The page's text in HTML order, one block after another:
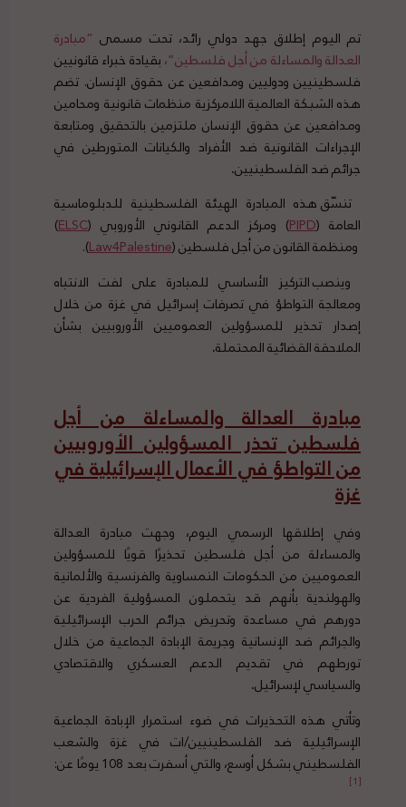
تم اليوم إطلاق جهد دولي رائد، تحت مسمى “مبادرة
العدالة والمساءلة من أجل فلسطين”،بقيادة خبراء قانونيين
فلسطينيين ودوليين ومدافعين عن حقوق الإنسان. تضم
هذه الشبكة العالمية اللامركزية منظمات قانونية ومحامين
ومدافعين عن حقوق الإنسان ملتزمين بالتحقيق ومتابعة
الإجراءات القانونية ضد الأفراد والكيانات المتورطين في
جرائم ضد الفلسطينيين.
تنسّق هذه المبادرة الهيئة الفلسطينية للدبلوماسية
العامة (PIPD) ومركز الدعم القانوني الأوروبي (ELSC
)
ومنظمة القانون من أجل فلسطين (Law4Palestine
).
وينصب التركيز الأساسي للمبادرة على لفت الانتباه
ومعالجة التواطؤ في تصرفات إسرائيل في غزة من خلال
إصدار تحذير للمسؤولين العموميين الأوروبيين بشأن
الملاحقة القضائية المحتملة.
مبادرة العدالة والمساءلة من أجل
فلسطين تحذر المسؤولين الأوروبيين
من التواطؤ في الأعمال الإسرائيلية في
غزة
وفي إطلاقها الرسمي اليوم، وجهت مبادرة العدالة
والمساءلة من أجل فلسطين تحذيرًا قويًا للمسؤولين
العموميين من الحكومات النمساوية والفرنسية والألمانية
والهولندية بأنهم قد يتحملون المسؤولية الفردية عن
دورهم في مساعدة وتحريض جرائم الحرب الإسرائيلية
والجرائم ضد الإنسانية وجريمة الإبادة الجماعية من خلال
تورطهم في تقديم الدعم العسكري والاقتصادي
والسياسي لإسرائيل.
وتأتي هذه التحذيرات في ضوء استمرار الإبادة الجماعية
الإسرائيلية ضد الفلسطينيين/ات في غزة والشعب
الفلسطيني بشكل أوسع، والتي أسفرت بعد 108 يومًا عن:
[1]